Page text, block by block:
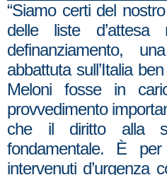
“Siamo certi del
delle liste
definanziamento,
abbattuta sull’Italia
Meloni fosse in
provvedimento
che il diritto alla
fondamentale. È
intervenuti d’urgenza